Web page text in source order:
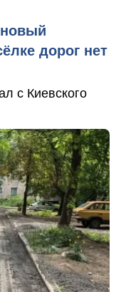
дорог нет
с Киевского